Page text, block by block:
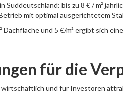
Süddeutschland: bis zu 8 € / m²
mit optimal ausgerichtetem
Dachfläche und 5 €/m² ergibt sich
für die
und für Investoren